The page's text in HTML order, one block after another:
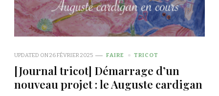
UPDATED ON26 FÉVRIER 2025 FAIRE TRICOT
[Journal tricot] Démarrage d’un
nouveau projet : le Auguste cardigan